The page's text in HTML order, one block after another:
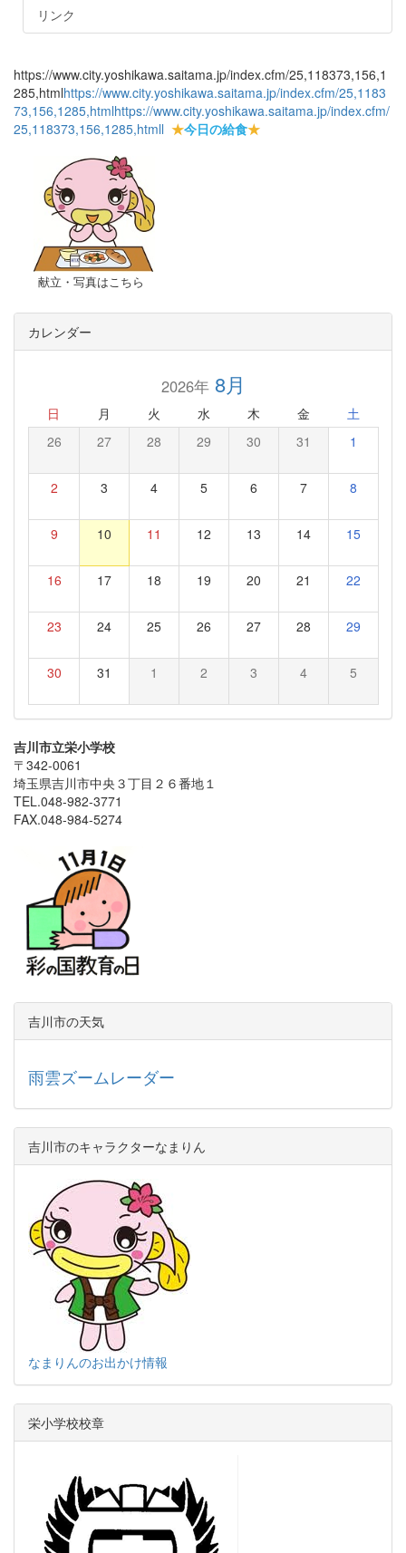
リンク
https://www.city.yoshikawa.saitama.jp/index.cfm/25,118373,156,1
285,htmlhttps://www.city.yoshikawa.saitama.jp/index.cfm/25,1183
73,156,1285,htmlhttps://www.city.yoshikawa.saitama.jp/index.cfm/
25,118373,156,1285,htmll ★今日の給食★
献立・写真はこちら
カレンダー
2026年8月
日 月 火 水 木 金 土
26 27 28 29 30 31 1
2 3 4 5 6 7 8
9 10 11 12 13 14 15
16 17 18 19 20 21 22
23 24 25 26 27 28 29
30 31 1 2 3 4 5
吉川市立栄小学校
〒342-0061
埼玉県吉川市中央３丁目２６番地１
TEL.048-982-3771
FAX.048-984-5274
吉川市の天気
雨雲ズームレーダー
吉川市のキャラクターなまりん
なまりんのお出かけ情報
栄小学校校章